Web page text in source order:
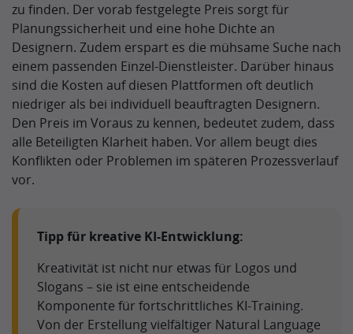
zu finden. Der vorab festgelegte Preis sorgt für
Planungssicherheit und eine hohe Dichte an
Designern. Zudem erspart es die mühsame Suche nach
einem passenden Einzel-Dienstleister. Darüber hinaus
sind die Kosten auf diesen Plattformen oft deutlich
niedriger als bei individuell beauftragten Designern.
Den Preis im Voraus zu kennen, bedeutet zudem, dass
alle Beteiligten Klarheit haben. Vor allem beugt dies
Konflikten oder Problemen im späteren Prozessverlauf
vor.
Tipp für kreative KI-Entwicklung:
Kreativität ist nicht nur etwas für Logos und
Slogans – sie ist eine entscheidende
Komponente für fortschrittliches KI-Training.
Von der Erstellung vielfältiger Natural Language